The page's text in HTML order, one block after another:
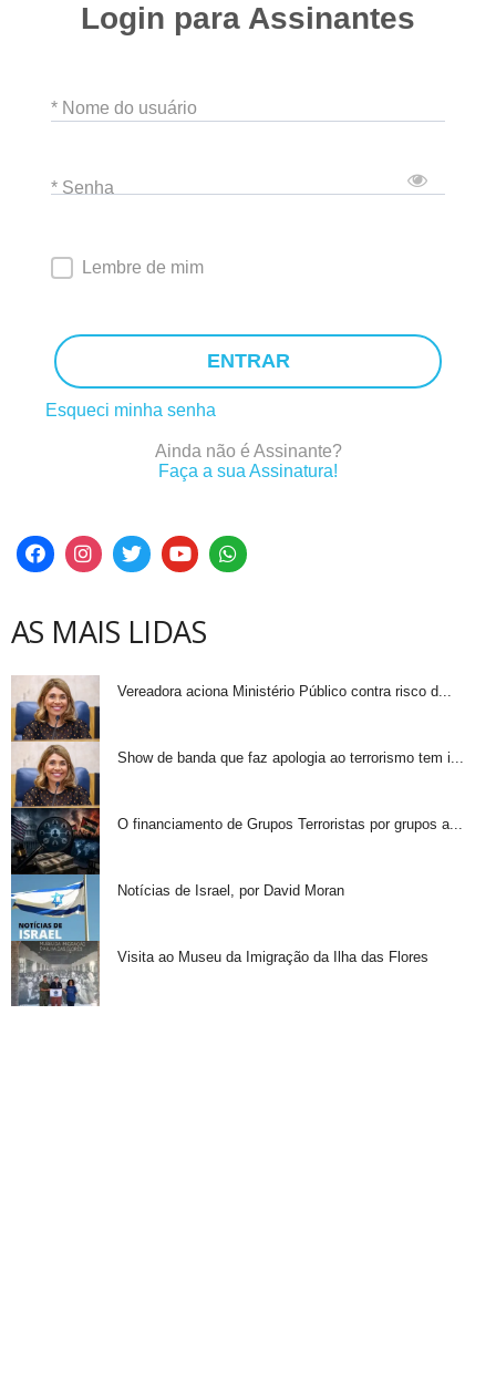
Login para Assinantes
* Nome do usuário
* Senha
Lembre de mim
ENTRAR
Esqueci minha senha
Ainda não é Assinante?
Faça a sua Assinatura!
AS MAIS LIDAS
Vereadora aciona Ministério Público contra risco d...
Show de banda que faz apologia ao terrorismo tem i...
O financiamento de Grupos Terroristas por grupos a...
Notícias de Israel, por David Moran
Visita ao Museu da Imigração da Ilha das Flores